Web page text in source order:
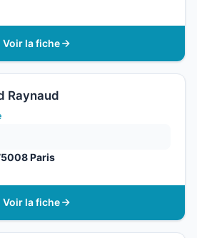
Voir la fiche
Raynaud
Paris
Voir la fiche